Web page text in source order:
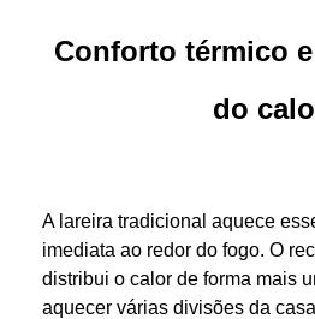
Conforto térmico
do
A lareira tradicional aquece
imediata ao redor do fogo. O
distribui o calor de forma mais
aquecer várias divisões da